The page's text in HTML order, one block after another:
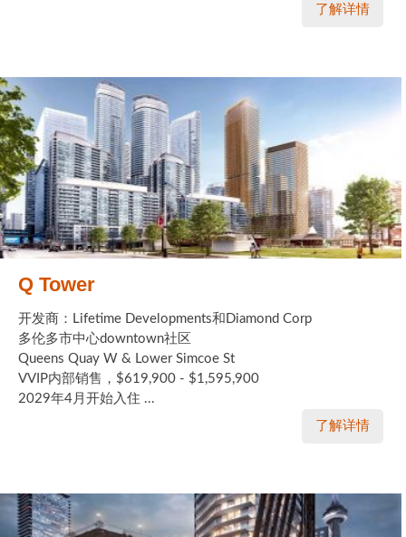
了解详情
Q Tower
开发商：Lifetime Developments和Diamond Corp
多伦多市中心downtown社区
Queens Quay W & Lower Simcoe St
VVIP内部销售，$619,900 - $1,595,900
2029年4月开始入住 ...
了解详情